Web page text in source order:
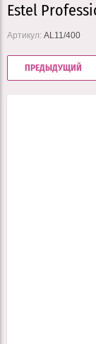
Estel
Артикул: AL11/400
ПРЕДЫДУЩИЙ